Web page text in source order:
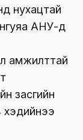
нухацтай
АНУ-д
амжилттай
засгийн
хэдийнээ